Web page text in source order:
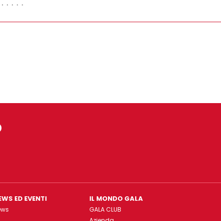
ED EVENTI IL MONDO GALA
GALA CLUB